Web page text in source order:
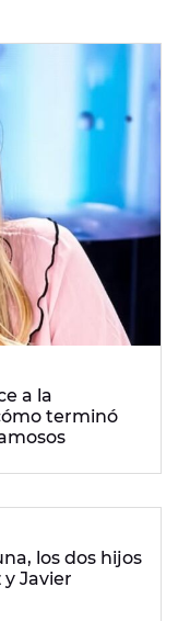
a la
terminó
los dos hijos
Javier